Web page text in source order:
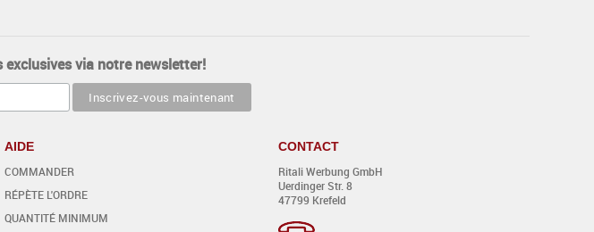
exclusives via notre newsletter!
AIDE
COMMANDER
RÉPÈTE L'ORDRE
QUANTITÉ MINIMUM
CONTACT
Ritali Werbung GmbH
Uerdinger Str. 8
47799 Krefeld